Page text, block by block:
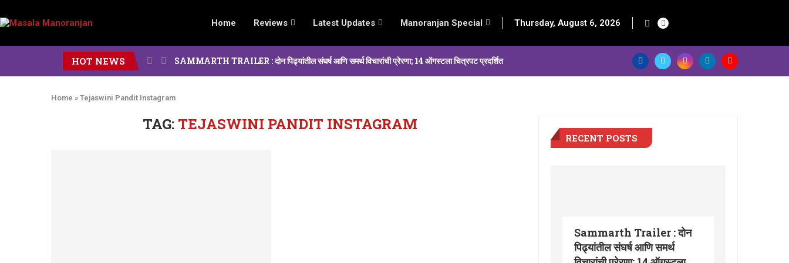
Home Reviews Latest Updates Manoranjan Special Thursday, August 6, 2026
HOT NEWS SAMMARTH TRAILER : दोन पिढ्यांतील संघर्ष आणि समर्थ विचारांची प्रेरणा; 14 ऑगस्टला चित्रपट प्रदर्शित
Home » Tejaswini Pandit Instagram
TAG: TEJASWINI PANDIT INSTAGRAM
RECENT POSTS
Sammarth Trailer : दोन
पिढ्यांतील संघर्ष आणि समर्थ